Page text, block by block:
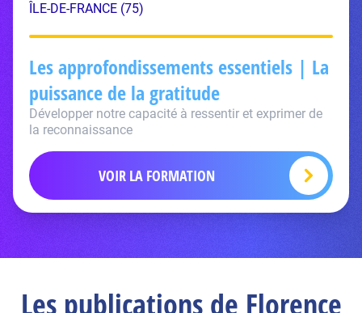
ÎLE-DE-FRANCE (75)
Les approfondissements essentiels | La
puissance de la gratitude
Développer notre capacité à ressentir et exprimer de
la reconnaissance
VOIR LA FORMATION
Les publications de Florence